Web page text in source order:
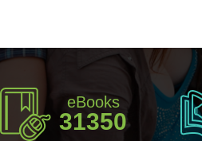
eBooks
31350